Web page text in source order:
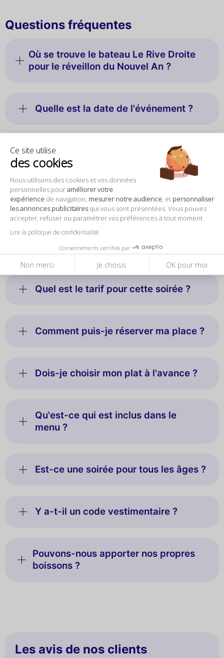
Ce site utilise
des cookies
Nous utilisons des cookies et vos données
personnelles pouraméliorer votre
expérience de navigation, mesurer notre audience , et personnaliser
les annonces publicitairesqui vous sont présentées. Vous pouvez
accepter, refuser ou paramétrer vos préférences à tout moment.
Lire la politique de confidentialité
Consentements certifiés par
Non merci Je choisis OK pour moi
Questions fréquentes
Où se trouve le bateau Le Rive Droite
pour le réveillon du Nouvel An ?
Quelle est la date de l'événement ?
À quelle heure commence la soirée ?
Combien de temps dure la croisière ?
Y a-t-il une ambiance festive après la
croisière ?
Quel est le tarif pour cette soirée ?
Comment puis-je réserver ma place ?
Dois-je choisir mon plat à l'avance ?
Qu'est-ce qui est inclus dans le
menu ?
Est-ce une soirée pour tous les âges ?
Y a-t-il un code vestimentaire ?
Pouvons-nous apporter nos propres
boissons ?
Les avis de nos clients